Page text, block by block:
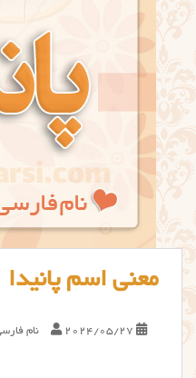
معنی اسم پانیدا
2024/05/27 نام